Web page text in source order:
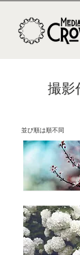
撮影
​並び順は順不同